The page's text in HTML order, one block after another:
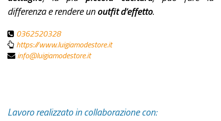
differenza e rendere unoutfit d’effetto.
0362520328
https://www.luigiamodestore.it
info@luigiamodestore.it
Lavoro realizzato in collaborazione con: